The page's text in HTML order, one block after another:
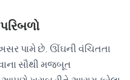
પામે છે. ઊંઘની વંચિતતા
સૌથી મજબૂત